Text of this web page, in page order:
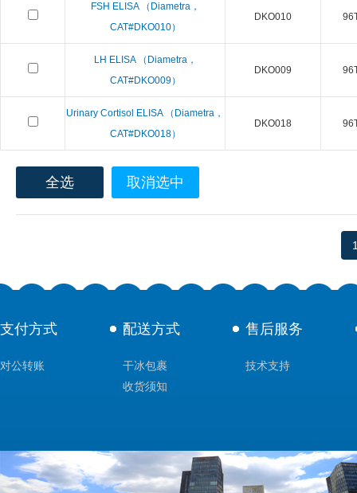
FSH ELISA （Diametra，
CAT#DKO010）
DKO010
LH ELISA （Diametra，
CAT#DKO009）
DKO009
Urinary Cortisol ELISA （Diametra，
CAT#DKO018）
DKO018
全选 取消选中
支付方式
对公转账
配送方式
干冰包裹
收货须知
售后服务
技术支持